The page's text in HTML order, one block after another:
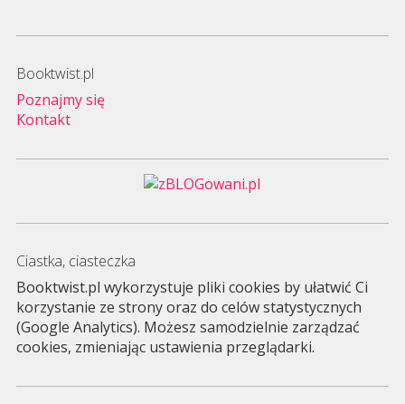
Booktwist.pl
Poznajmy się
Kontakt
Ciastka, ciasteczka
Booktwist.pl wykorzystuje pliki cookies by ułatwić Ci
korzystanie ze strony oraz do celów statystycznych
(Google Analytics). Możesz samodzielnie zarządzać
cookies, zmieniając ustawienia przeglądarki.